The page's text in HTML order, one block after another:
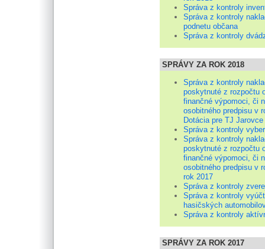
Správa z kontroly
Správa z kontroly
podnetu občana
Správa z kontroly
SPRÁVY ZA ROK 2018
Správa z kontroly
poskytnuté z rozpočtu
finančné výpomoci, či
osobitného predpisu v
Dotácia pre TJ
Správa z kontroly
Správa z kontroly
poskytnuté z rozpočtu
finančné výpomoci, či
osobitného predpisu v
rok 2017
Správa z kontroly
Správa z kontroly
hasičských
Správa z kontroly
SPRÁVY ZA ROK 2017